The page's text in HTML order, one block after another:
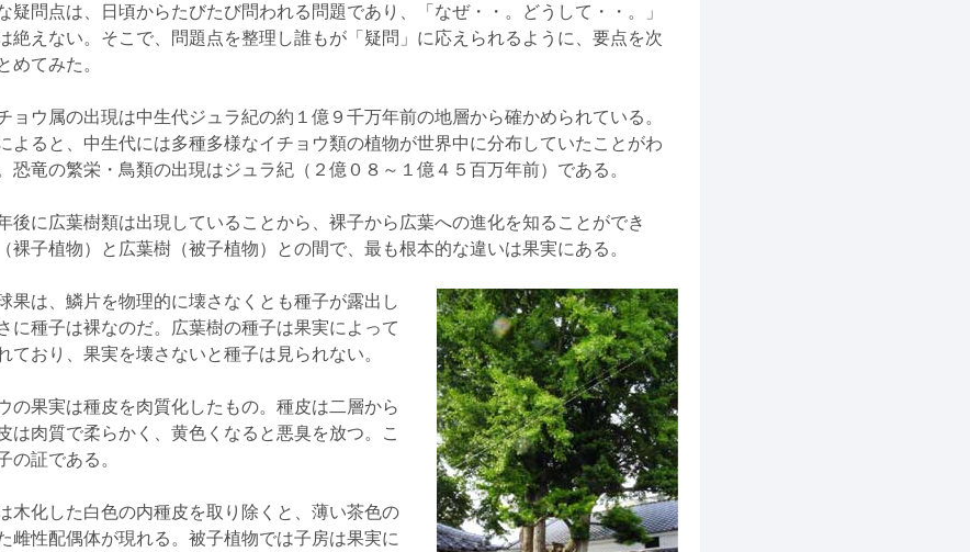
問点は、日頃からたびたび問われる問題であり、「なぜ・・。どうして・・。」
絶えない。そこで、問題点を整理し誰もが「疑問」に応えられるように、要点を次
めてみた。
ョウ属の出現は中生代ジュラ紀の約１億９千万年前の地層から確かめられている。
よると、中生代には多種多様なイチョウ類の植物が世界中に分布していたことがわ
恐竜の繁栄・鳥類の出現はジュラ紀（２億０８～１億４５百万年前）である。
後に広葉樹類は出現していることから、裸子から広葉への進化を知ることができ
裸子植物）と広葉樹（被子植物）との間で、最も根本的な違いは果実にある。
果は、鱗片を物理的に壊さなくとも種子が露出し
に種子は裸なのだ。広葉樹の種子は果実によって
ており、果実を壊さないと種子は見られない。
の果実は種皮を肉質化したもの。種皮は二層から
は肉質で柔らかく、黄色くなると悪臭を放つ。こ
の証である。
木化した白色の内種皮を取り除くと、薄い茶色の
雌性配偶体が現れる。被子植物では子房は果実に